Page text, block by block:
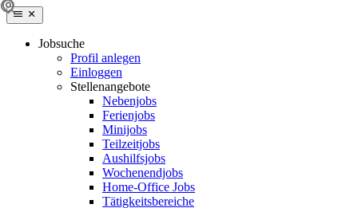
Jobsuche
Profil anlegen
Einloggen
Stellenangebote
Nebenjobs
Ferienjobs
Minijobs
Teilzeitjobs
Aushilfsjobs
Wochenendjobs
Home-Office Jobs
Tätigkeitsbereiche